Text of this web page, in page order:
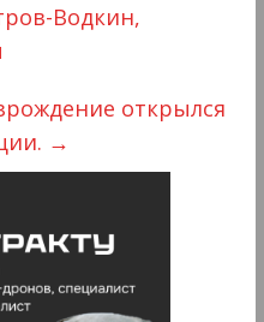
Водкин,
открылся
→